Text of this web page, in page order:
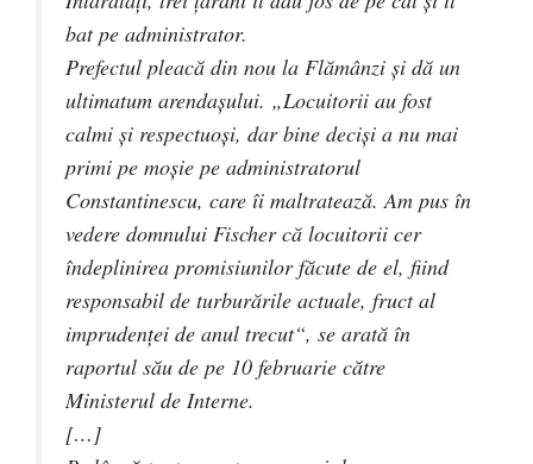
bat pe administrator.
Prefectul pleacă din nou la Flămânzi şi dă un
ultimatum arendaşului. „Locuitorii au fost
calmi şi respectuoşi, dar bine decişi a nu mai
primi pe moşie pe administratorul
Constantinescu, care îi maltratează. Am pus în
vedere domnului Fischer că locuitorii cer
îndeplinirea promisiunilor făcute de el, fiind
responsabil de turburările actuale, fruct al
imprudenţei de anul trecut“, se arată în
raportul său de pe 10 februarie către
Ministerul de Interne.
[…]